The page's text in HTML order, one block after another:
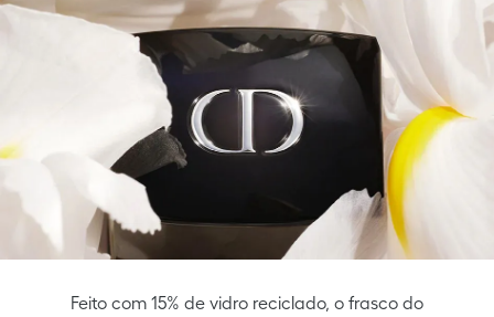
Feito com 15% de vidro reciclado, o frasco do